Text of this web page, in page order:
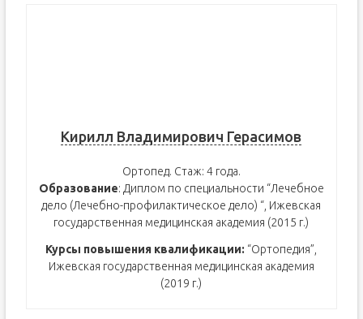
Кирилл Владимирович Герасимов
Ортопед. Стаж: 4 года.
Образование: Диплом по специальности “Лечебное
дело (Лечебно-профилактическое дело) “, Ижевская
государственная медицинская академия (2015 г.)
Курсы повышения квалификации: “Ортопедия”,
Ижевская государственная медицинская академия
(2019 г.)